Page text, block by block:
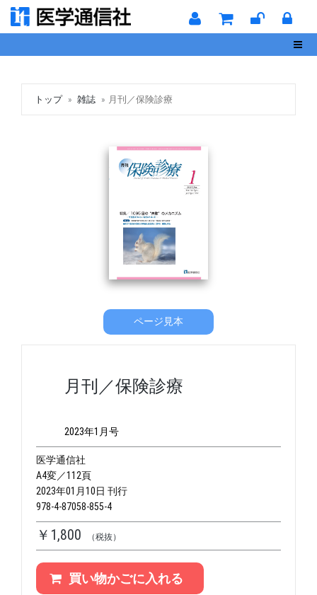
トップ 雑誌 月刊／保険診療
ページ見本
月刊／保険診療
2023年1月号
医学通信社
A4変／112頁
2023年01月10日 刊行
978-4-87058-855-4
￥1,800 （税抜）
買い物かごに入れる